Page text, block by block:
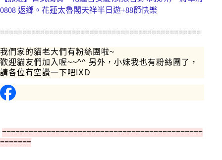
0808 返鄉。花蓮太魯閣天祥半日遊+88節快樂
=============================================
我們家的貓老大們有粉絲團啦~
歡迎貓友們加入喔~~^^ 另外，小妹我也有粉絲團了，
請各位有空讚一下吧!XD
=============================================
=======